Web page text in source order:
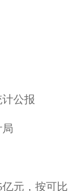
公报
亿元，按可比